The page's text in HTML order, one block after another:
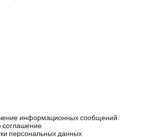
информационных сообщений
соглашение
персональных данных